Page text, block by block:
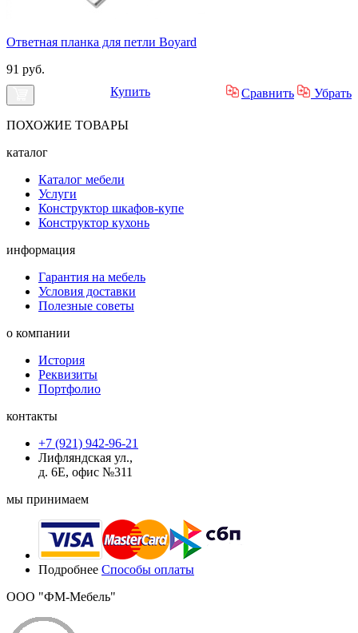
Ответная планка для петли Boyard
91 руб.
Купить
Сравнить Убрать
ПОХОЖИЕ ТОВАРЫ
каталог
Каталог мебели
Услуги
Конструктор шкафов-купе
Конструктор кухонь
информация
Гарантия на мебель
Условия доставки
Полезные советы
о компании
История
Реквизиты
Портфолио
контакты
+7 (921) 942-96-21
Лифляндская ул.,
д. 6Е, офис №311
мы принимаем
Подробнее Способы оплаты
ООО "ФМ-Мебель"